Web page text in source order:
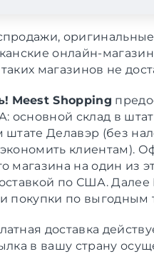
онлайн-
магазинов не
Meest Shopping
основной склад в
штате Делавэр (без
клиентам).
магазина на один из
по США.
покупки по выгодным
доставка
в вашу страну